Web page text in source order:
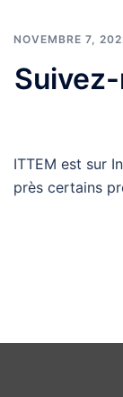
NOVEMBRE 7,
ITTEM est sur
près certains